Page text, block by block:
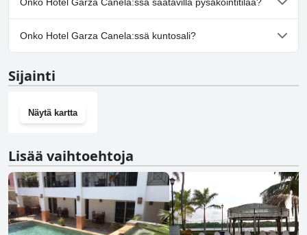
Kyllä, Hotel Garza Canela tarjoaa pysäköintimahdollisuuden.
Onko Hotel Garza Canela:ssä kuntosali?
Sijainti
Näytä kartta
Lisää vaihtoehtoja